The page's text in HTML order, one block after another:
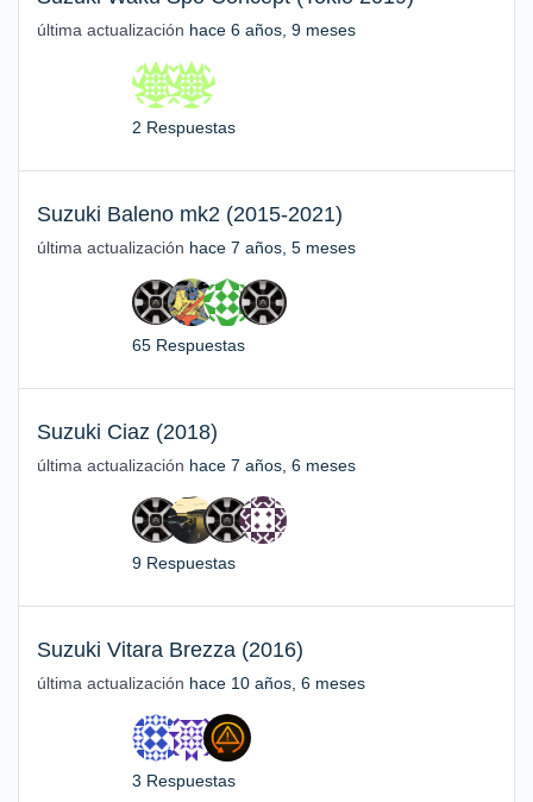
última actualización hace 6 años, 9 meses
2 Respuestas
Suzuki Baleno mk2 (2015-2021)
última actualización hace 7 años, 5 meses
65 Respuestas
Suzuki Ciaz (2018)
última actualización hace 7 años, 6 meses
9 Respuestas
Suzuki Vitara Brezza (2016)
última actualización hace 10 años, 6 meses
3 Respuestas